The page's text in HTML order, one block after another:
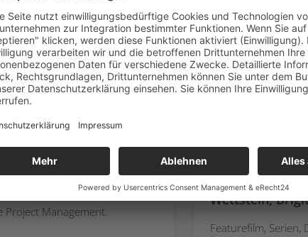
Filmproduktion
5550 Radstadt
www.amovie.at
Project Management.
Moonlake
Wettstein,
Featurefilm,